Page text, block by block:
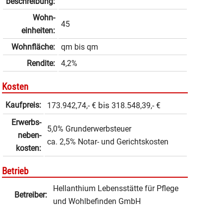
Wohn­
einheiten:
45
Wohnfläche: qm bis qm
Rendite:
4,2%
Kosten
Kaufpreis: 173.942,74,- € bis 318.548,39,- €
Erwerbs­
neben­
kosten:
5,0% Grunderwerbsteuer
ca. 2,5% Notar- und Gerichtskosten
Betrieb
Betreiber:
Hellanthium Lebensstätte für Pflege
und Wohlbefinden GmbH